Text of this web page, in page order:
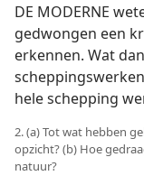
DE MODERNE
gedwongen een
erkennen. Wat
hele schepping
2. (a) Tot wat hebben
opzicht? (b) Hoe
natuur?